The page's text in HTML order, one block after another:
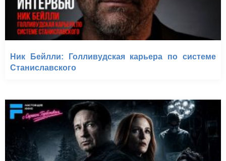
Ник Бейлли: Голливудская карьера по системе
Станиславского